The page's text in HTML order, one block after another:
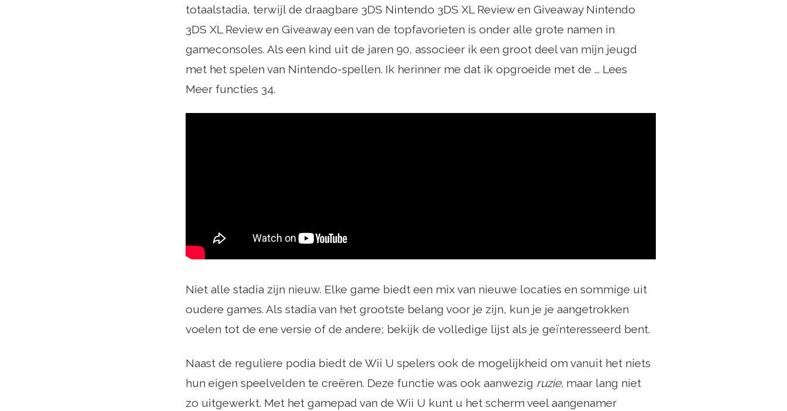
totaalstadia, terwijl de draagbare 3DS Nintendo 3DS XL Review en Giveaway Nintendo
3DS XL Review en Giveaway een van de topfavorieten is onder alle grote namen in
gameconsoles. Als een kind uit de jaren 90, associeer ik een groot deel van mijn jeugd
met het spelen van Nintendo-spellen. Ik herinner me dat ik opgroeide met de ... Lees
Meer functies 34.
Niet alle stadia zijn nieuw. Elke game biedt een mix van nieuwe locaties en sommige uit
oudere games. Als stadia van het grootste belang voor je zijn, kun je je aangetrokken
voelen tot de ene versie of de andere; bekijk de volledige lijst als je geïnteresseerd bent.
Naast de reguliere podia biedt de Wii U spelers ook de mogelijkheid om vanuit het niets
hun eigen speelvelden te creëren. Deze functie was ook aanwezig ruzie, maar lang niet
zo uitgewerkt. Met het gamepad van de Wii U kunt u het scherm veel aangenamer